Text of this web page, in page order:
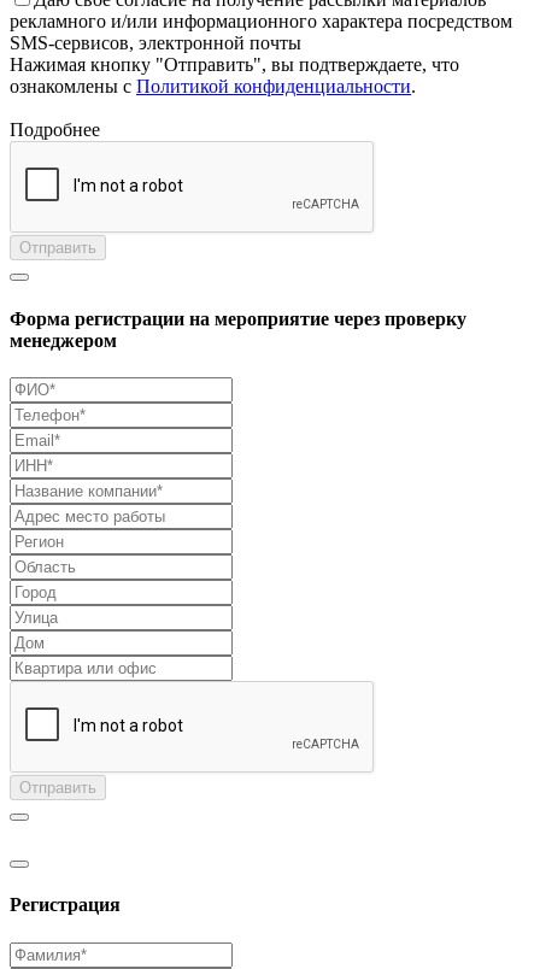
рекламного и/или информационного характера посредством
SMS-сервисов, электронной почты
Нажимая кнопку "Отправить", вы подтверждаете, что
ознакомлены с Политикой конфиденциальности.
Подробнее
Отправить
Форма регистрации на мероприятие через проверку
менеджером
Отправить
Регистрация